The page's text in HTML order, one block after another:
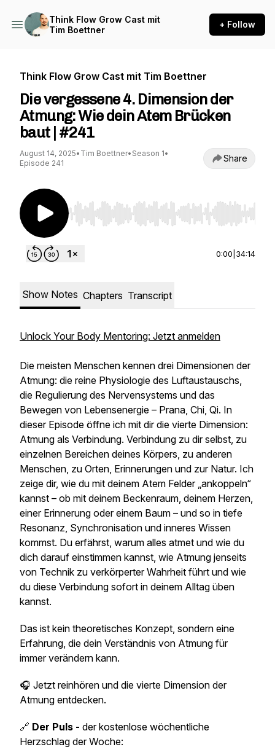
Think Flow Grow Cast mit
Tim Boettner
+ Follow
Think Flow Grow Cast mit Tim Boettner
Die vergessene 4. Dimension der
Atmung: Wie dein Atem Brücken
baut | #241
August 14, 2025• Tim Boettner• Season 1•
Episode 241
Share
Use Left/Right to seek, Home/End to jump to
0:00 34:14
Show Notes Chapters Transcript
Unlock Your Body Mentoring: Jetzt anmelden
Die meisten Menschen kennen drei Dimensionen der
Atmung: die reine Physiologie des Luftaustauschs,
die Regulierung des Nervensystems und das
Bewegen von Lebensenergie – Prana, Chi, Qi. In
dieser Episode öffne ich mit dir die vierte Dimension:
Atmung als Verbindung. Verbindung zu dir selbst, zu
einzelnen Bereichen deines Körpers, zu anderen
Menschen, zu Orten, Erinnerungen und zur Natur. Ich
zeige dir, wie du mit deinem Atem Felder „ankoppeln“
kannst – ob mit deinem Beckenraum, deinem Herzen,
einer Erinnerung oder einem Baum – und so in tiefe
Resonanz, Synchronisation und inneres Wissen
kommst. Du erfährst, warum alles atmet und wie du
dich darauf einstimmen kannst, wie Atmung jenseits
von Technik zu verkörperter Wahrheit führt und wie
du diese Verbindung sofort in deinem Alltag üben
kannst.
Das ist kein theoretisches Konzept, sondern eine
Erfahrung, die dein Verständnis von Atmung für
immer verändern kann.
🎧 Jetzt reinhören und die vierte Dimension der
Atmung entdecken.
🔗 Der Puls - der kostenlose wöchentliche
Herzschlag der Woche: